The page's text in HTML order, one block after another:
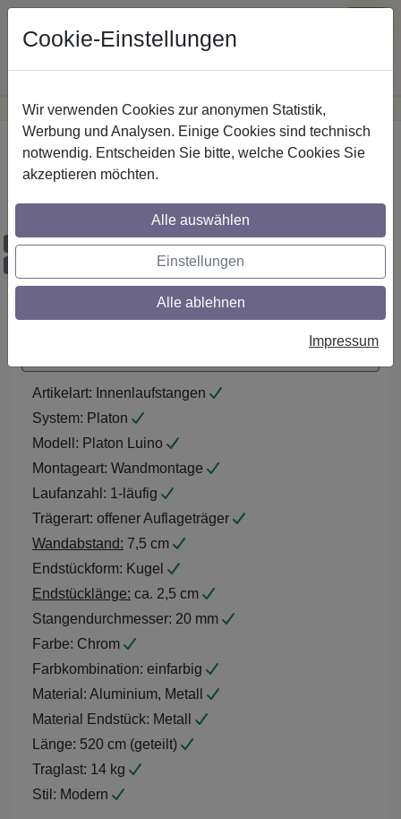
Günstige Versandkosteninnerhalb Österreichs· Sichere Zahlung
Startseite
IL-Stilg. 20 mm 1-lfg. Platon Luino 520 cm
Chrom
Maßzuschnitt möglich
Artikelart: Innenlaufstangen
System: Platon
Modell: Platon Luino
Montageart: Wandmontage
Laufanzahl: 1-läufig
Trägerart: offener Auflageträger
Wandabstand: 7,5 cm
Endstückform: Kugel
Endstücklänge: ca. 2,5 cm
Stangendurchmesser: 20 mm
Farbe: Chrom
Farbkombination: einfarbig
Material: Aluminium, Metall
Material Endstück: Metall
Länge: 520 cm (geteilt)
Traglast: 14 kg
Stil: Modern
Cookie-Einstellungen
Wir verwenden Cookies zur anonymen Statistik,
Werbung und Analysen. Einige Cookies sind technisch
notwendig. Entscheiden Sie bitte, welche Cookies Sie
akzeptieren möchten.
Alle auswählen
Einstellungen
Alle ablehnen
Impressum